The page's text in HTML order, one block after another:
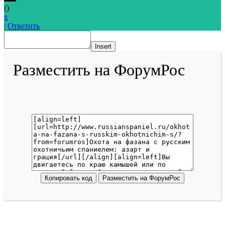
()
x
| Ответить
Insert
Разместить на ФорумРос